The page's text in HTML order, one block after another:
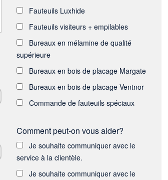
Fauteuils Luxhide
Fauteuils visiteurs + empilables
Bureaux en mélamine de qualité
supérieure
Bureaux en bois de placage Margate
Bureaux en bois de placage Ventnor
Commande de fauteuils spéciaux
Comment peut-on vous aider?
Je souhaite communiquer avec le
service à la clientèle.
Je souhaite communiquer avec le